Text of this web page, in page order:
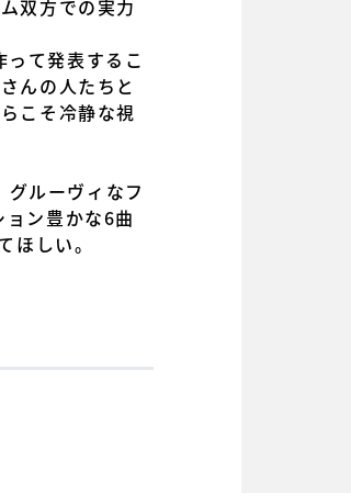
双方での実力
て発表するこ
んの人たちと
こそ冷静な視
ルーヴィなフ
ン豊かな6曲
しい。